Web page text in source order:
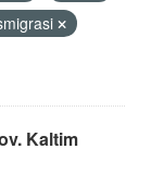
Kaltim